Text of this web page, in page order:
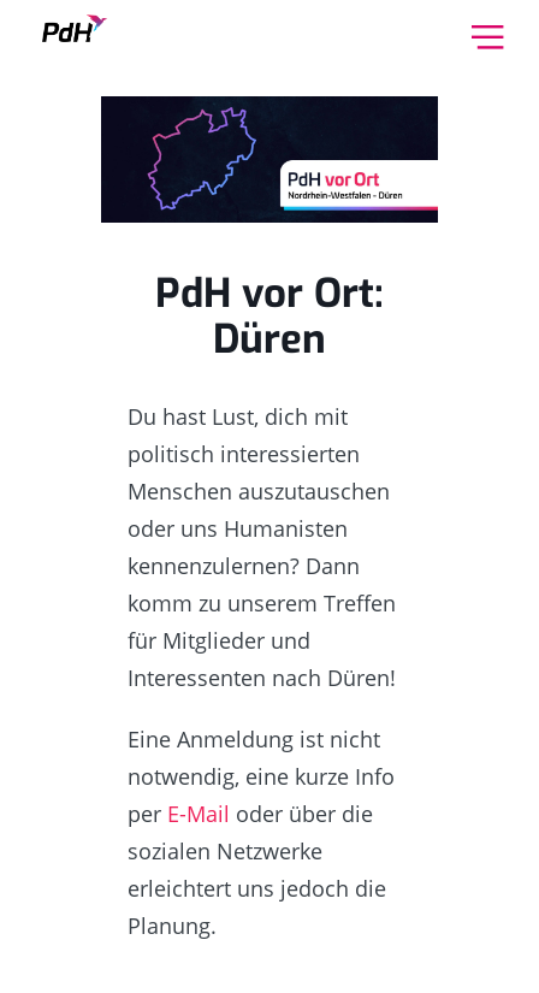
PdH vor Ort:
Düren
Du hast Lust, dich mit
politisch interessierten
Menschen auszutauschen
oder uns Humanisten
kennenzulernen? Dann
komm zu unserem Treffen
für Mitglieder und
Interessenten nach Düren!
Eine Anmeldung ist nicht
notwendig, eine kurze Info
per E-Mail oder über die
sozialen Netzwerke
erleichtert uns jedoch die
Planung.